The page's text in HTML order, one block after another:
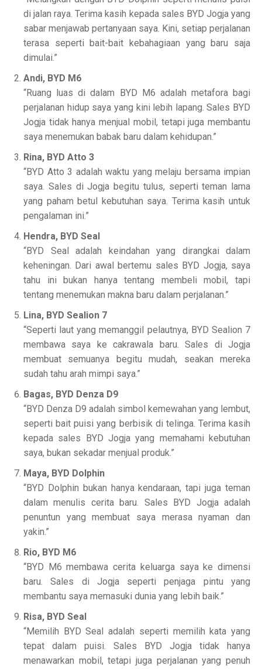
di jalan raya. Terima kasih kepada sales BYD Jogja yang
sabar menjawab pertanyaan saya. Kini, setiap perjalanan
terasa seperti bait-bait kebahagiaan yang baru saja
dimulai.”
Andi, BYD M6
“Ruang luas di dalam BYD M6 adalah metafora bagi
perjalanan hidup saya yang kini lebih lapang. Sales BYD
Jogja tidak hanya menjual mobil, tetapi juga membantu
saya menemukan babak baru dalam kehidupan.”
Rina, BYD Atto 3
“BYD Atto 3 adalah waktu yang melaju bersama impian
saya. Sales di Jogja begitu tulus, seperti teman lama
yang paham betul kebutuhan saya. Terima kasih untuk
pengalaman ini.”
Hendra, BYD Seal
“BYD Seal adalah keindahan yang dirangkai dalam
keheningan. Dari awal bertemu sales BYD Jogja, saya
tahu ini bukan hanya tentang membeli mobil, tapi
tentang menemukan makna baru dalam perjalanan.”
Lina, BYD Sealion 7
“Seperti laut yang memanggil pelautnya, BYD Sealion 7
membawa saya ke cakrawala baru. Sales di Jogja
membuat semuanya begitu mudah, seakan mereka
sudah tahu arah mimpi saya.”
Bagas, BYD Denza D9
“BYD Denza D9 adalah simbol kemewahan yang lembut,
seperti bait puisi yang berbisik di telinga. Terima kasih
kepada sales BYD Jogja yang memahami kebutuhan
saya, bukan sekadar menjual produk.”
Maya, BYD Dolphin
“BYD Dolphin bukan hanya kendaraan, tapi juga teman
dalam menulis cerita baru. Sales BYD Jogja adalah
penuntun yang membuat saya merasa nyaman dan
yakin.”
Rio, BYD M6
“BYD M6 membawa cerita keluarga saya ke dimensi
baru. Sales di Jogja seperti penjaga pintu yang
membantu saya memasuki dunia yang lebih baik.”
Risa, BYD Seal
“Memilih BYD Seal adalah seperti memilih kata yang
tepat dalam puisi. Sales BYD Jogja tidak hanya
menawarkan mobil, tetapi juga perjalanan yang penuh